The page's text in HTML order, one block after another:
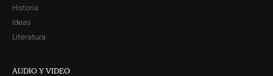
Historia
Ideas
Literatura
AUDIO Y VIDEO